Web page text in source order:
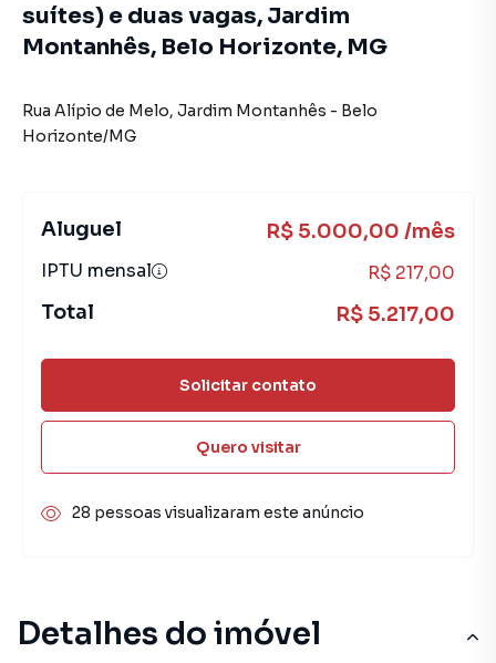
Detalhes do imóvel
suítes) e duas vagas, Jardim
Montanhês, Belo Horizonte, MG
Rua Alípio de Melo, Jardim Montanhês - Belo
Horizonte/MG
Aluguel R$ 5.000,00 /mês
IPTU mensal R$ 217,00
Total R$ 5.217,00
Solicitar contato
Quero visitar
28 pessoas visualizaram este anúncio